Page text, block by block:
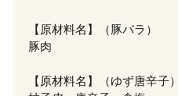
【原材料名】（豚バラ）
豚肉
【原材料名】（ゆず唐辛子）